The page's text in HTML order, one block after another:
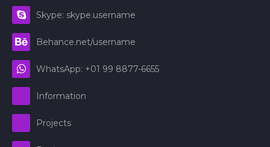
Skype: skype.username
Behance.net/username
WhatsApp: +01 99 8877-6655
Information
Projects